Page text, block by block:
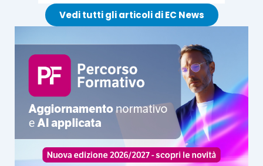
Vedi tutti gli articoli di EC News